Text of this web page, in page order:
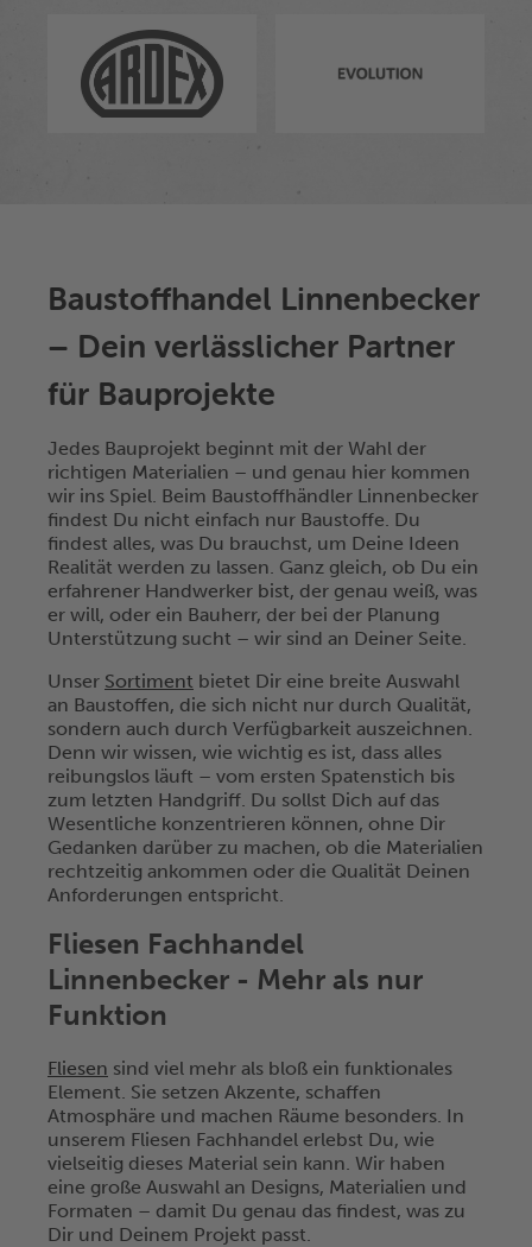
Baustoffhandel Linnenbecker
– Dein verlässlicher Partner
für Bauprojekte
Jedes Bauprojekt beginnt mit der Wahl der
richtigen Materialien – und genau hier kommen
wir ins Spiel. Beim Baustoffhändler Linnenbecker
findest Du nicht einfach nur Baustoffe. Du
findest alles, was Du brauchst, um Deine Ideen
Realität werden zu lassen. Ganz gleich, ob Du ein
erfahrener Handwerker bist, der genau weiß, was
er will, oder ein Bauherr, der bei der Planung
Unterstützung sucht – wir sind an Deiner Seite.
Unser Sortiment bietet Dir eine breite Auswahl
an Baustoffen, die sich nicht nur durch Qualität,
sondern auch durch Verfügbarkeit auszeichnen.
Denn wir wissen, wie wichtig es ist, dass alles
reibungslos läuft – vom ersten Spatenstich bis
zum letzten Handgriff. Du sollst Dich auf das
Wesentliche konzentrieren können, ohne Dir
Gedanken darüber zu machen, ob die Materialien
rechtzeitig ankommen oder die Qualität Deinen
Anforderungen entspricht.
Fliesen Fachhandel
Linnenbecker - Mehr als nur
Funktion
Fliesen sind viel mehr als bloß ein funktionales
Element. Sie setzen Akzente, schaffen
Atmosphäre und machen Räume besonders. In
unserem Fliesen Fachhandel erlebst Du, wie
vielseitig dieses Material sein kann. Wir haben
eine große Auswahl an Designs, Materialien und
Formaten – damit Du genau das findest, was zu
Dir und Deinem Projekt passt.